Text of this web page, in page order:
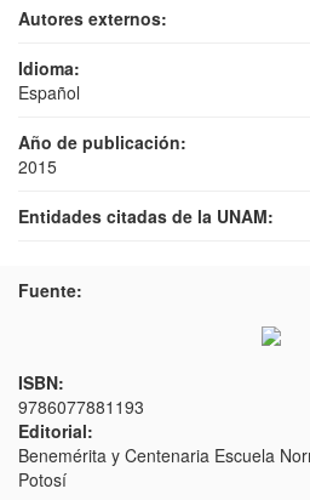
Autores externos:
Idioma:
Español
Año de publicación:
2015
Entidades citadas de la UNAM:
Fuente:
ISBN:
9786077881193
Editorial:
Benemérita y Centenaria Escuela
Potosí